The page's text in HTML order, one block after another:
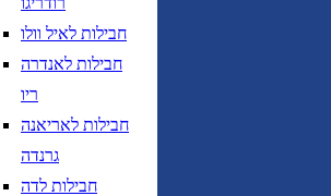
חבילות לאיל וולו
חבילות לאנדרה
ריו
חבילות לאריאנה
גרנדה
חבילות לדה
נא לוודא בחירת יעד לפני בחירת